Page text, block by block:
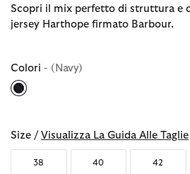
Scopri il mix perfetto di struttura e
jersey Harthope firmato Barbour.
Colori - (Navy)
Size / Visualizza La Guida Alle Taglie
38 40 42